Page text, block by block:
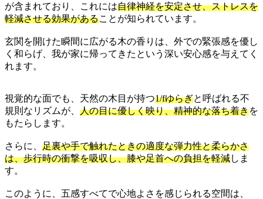
が含まれており、これには自律神経を安定させ、ストレスを
軽減させる効果があることが知られています。
玄関を開けた瞬間に広がる木の香りは、外での緊張感を優し
く和らげ、我が家に帰ってきたという深い安心感を与えてく
れます。
視覚的な面でも、天然の木目が持つ1/fゆらぎと呼ばれる不
規則なリズムが、 人の目に優しく映り、精神的な落ち着きを
もたらします。
さらに、 足裏や手で触れたときの適度な弾力性と柔らかさ
は、歩行時の衝撃を吸収し、膝や足首への負担を軽減しま
す。
このように、五感すべてで心地よさを感じられる空間は、